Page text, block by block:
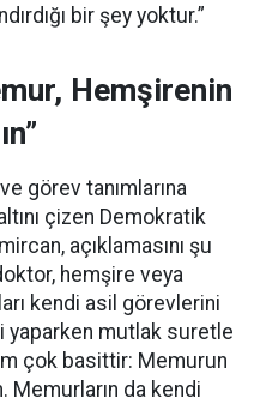
bir şey yoktur.”
Hemşirenin
görev tanımlarına
çizen Demokratik
açıklamasını şu
hemşire veya
kendi asil görevlerini
yaparken mutlak suretle
çok basittir: Memurun
Memurların da kendi